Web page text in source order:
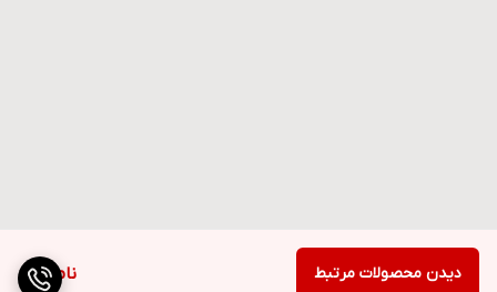
ناموجود دیدن محصولات مرتبط